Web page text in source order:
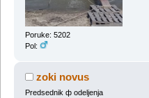
Poruke: 5202
Pol:
zoki novus
Predsednik ф odeljenja